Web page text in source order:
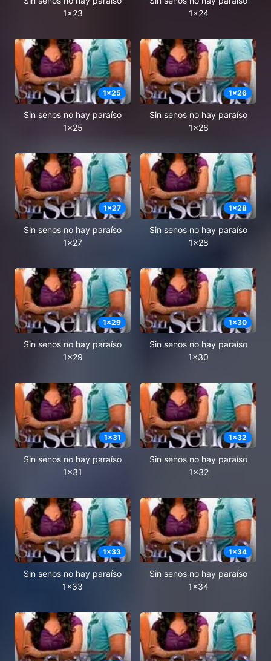
1x23
1x24
1x25
Sin senos no hay paraíso
1x25
1x26
Sin senos no hay paraíso
1x26
1x27
Sin senos no hay paraíso
1x27
1x28
Sin senos no hay paraíso
1x28
1x29
Sin senos no hay paraíso
1x29
1x30
Sin senos no hay paraíso
1x30
1x31
Sin senos no hay paraíso
1x31
1x32
Sin senos no hay paraíso
1x32
1x33
Sin senos no hay paraíso
1x33
1x34
Sin senos no hay paraíso
1x34